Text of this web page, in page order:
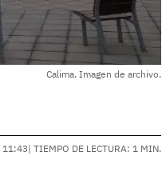
Calima. Imagen de archivo.
11:43| TIEMPO DE LECTURA: 1 MIN.